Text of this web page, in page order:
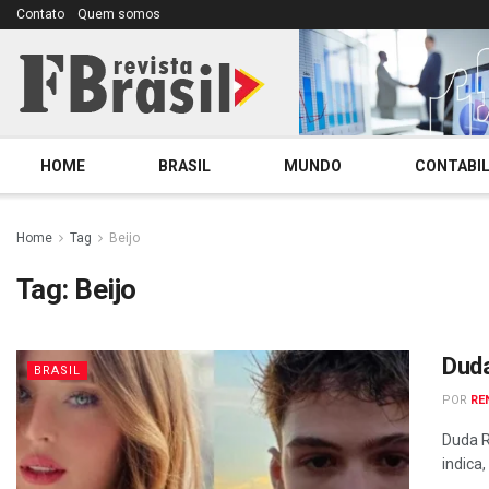
Contato Quem somos
HOME BRASIL MUNDO
Home Tag Beijo
Tag: Beijo
BRASIL
POR
Duda
indica,